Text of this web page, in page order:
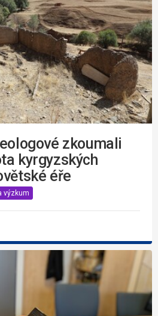
zkoumali
kyrgyzských
éře
výzkum